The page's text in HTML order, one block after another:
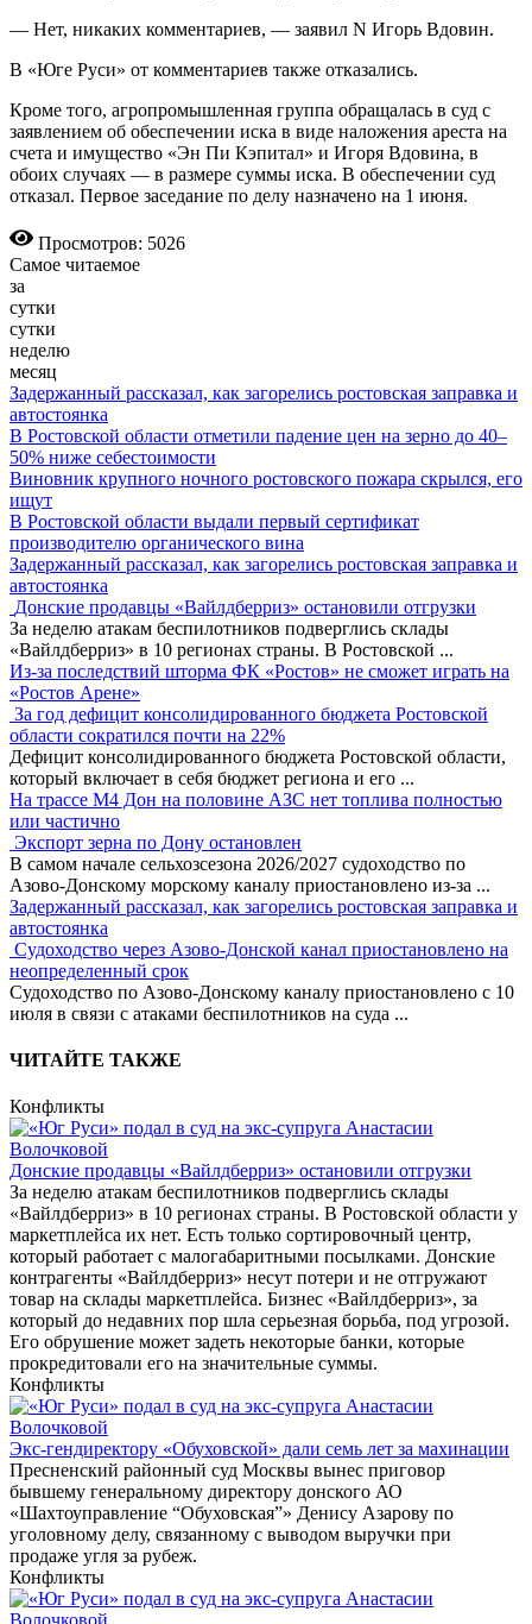
— Нет, никаких комментариев, — заявил N Игорь Вдовин.
В «Юге Руси» от комментариев также отказались.
Кроме того, агропромышленная группа обращалась в суд с
заявлением об обеспечении иска в виде наложения ареста на
счета и имущество «Эн Пи Кэпитал» и Игоря Вдовина, в
обоих случаях — в размере суммы иска. В обеспечении суд
отказал. Первое заседание по делу назначено на 1 июня.
Просмотров: 5026
Самое читаемое
за
сутки
сутки
неделю
месяц
Задержанный рассказал, как загорелись ростовская заправка и
автостоянка
В Ростовской области отметили падение цен на зерно до 40–
50% ниже себестоимости
Виновник крупного ночного ростовского пожара скрылся, его
ищут
В Ростовской области выдали первый сертификат
производителю органического вина
Задержанный рассказал, как загорелись ростовская заправка и
автостоянка
Донские продавцы «Вайлдберриз» остановили отгрузки
За неделю атакам беспилотников подверглись склады
«Вайлдберриз» в 10 регионах страны. В Ростовской ...
Из-за последствий шторма ФК «Ростов» не сможет играть на
«Ростов Арене»
За год дефицит консолидированного бюджета Ростовской
области сократился почти на 22%
Дефицит консолидированного бюджета Ростовской области,
который включает в себя бюджет региона и его ...
На трассе М4 Дон на половине АЗС нет топлива полностью
или частично
Экспорт зерна по Дону остановлен
В самом начале сельхозсезона 2026/2027 судоходство по
Азово-Донскому морскому каналу приостановлено из-за ...
Задержанный рассказал, как загорелись ростовская заправка и
автостоянка
Судоходство через Азово-Донской канал приостановлено на
неопределенный срок
Судоходство по Азово-Донскому каналу приостановлено с 10
июля в связи с атаками беспилотников на суда ...
ЧИТАЙТЕ ТАКЖЕ
Конфликты
Донские продавцы «Вайлдберриз» остановили отгрузки
За неделю атакам беспилотников подверглись склады
«Вайлдберриз» в 10 регионах страны. В Ростовской области у
маркетплейса их нет. Есть только сортировочный центр,
который работает с малогабаритными посылками. Донские
контрагенты «Вайлдберриз» несут потери и не отгружают
товар на склады маркетплейса. Бизнес «Вайлдберриз», за
который до недавних пор шла серьезная борьба, под угрозой.
Его обрушение может задеть некоторые банки, которые
прокредитовали его на значительные суммы.
Конфликты
Экс-гендиректору «Обуховской» дали семь лет за махинации
Пресненский районный суд Москвы вынес приговор
бывшему генеральному директору донского АО
«Шахтоуправление “Обуховская”» Денису Азарову по
уголовному делу, связанному с выводом выручки при
продаже угля за рубеж.
Конфликты